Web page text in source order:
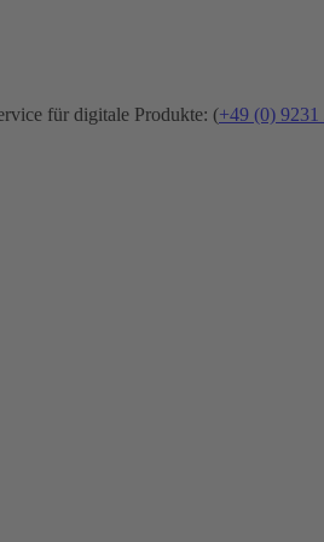
für digitale Produkte: (+49 (0) 9231